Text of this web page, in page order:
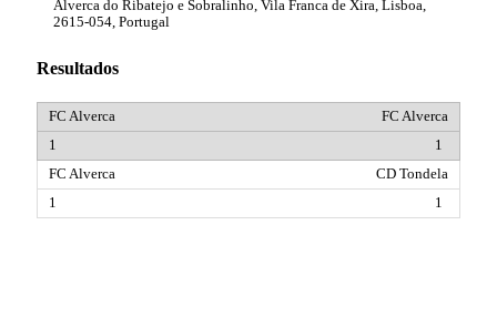
Alverca do Ribatejo e Sobralinho, Vila Franca de Xira, Lisboa,
2615-054, Portugal
Resultados
FC Alverca
1
CD Tondela
1